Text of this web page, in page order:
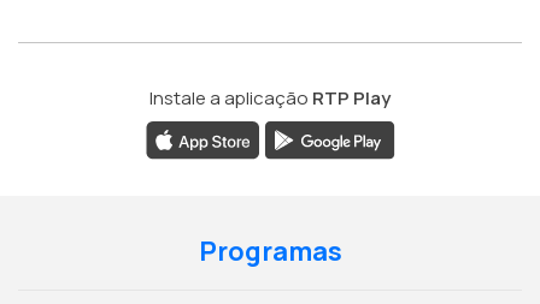
Instale a aplicação RTP Play
Programas